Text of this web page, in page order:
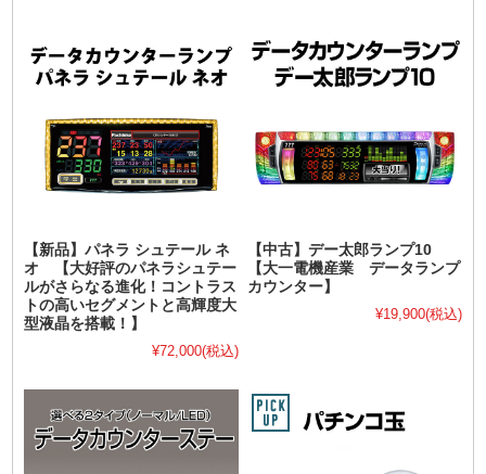
【新品】パネラ シュテール ネ
オ 【大好評のパネラシュテー
ルがさらなる進化！コントラス
トの高いセグメントと高輝度大
型液晶を搭載！】
¥72,000(税込)
【中古】デー太郎ランプ10
【大一電機産業 データランプ
カウンター】
¥19,900(税込)